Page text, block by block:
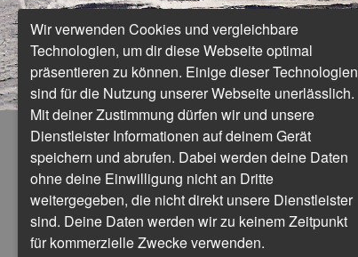
Wir verwenden Cookies und vergleichbare
Technologien, um dir diese Webseite optimal
präsentieren zu können. Einige dieser Technologien
sind für die Nutzung unserer Webseite unerlässlich.
Mit deiner Zustimmung dürfen wir und unsere
Dienstleister Informationen auf deinem Gerät
speichern und abrufen. Dabei werden deine Daten
ohne deine Einwilligung nicht an Dritte
weitergegeben, die nicht direkt unsere Dienstleister
sind. Deine Daten werden wir zu keinem Zeitpunkt
für kommerzielle Zwecke verwenden.